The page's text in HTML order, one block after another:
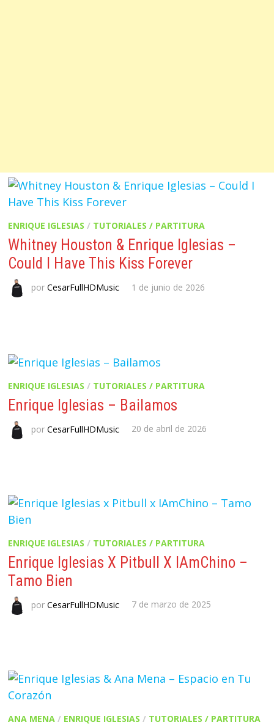
ENRIQUE IGLESIAS / TUTORIALES / PARTITURA
Whitney Houston & Enrique Iglesias –
Could I Have This Kiss Forever
porCesarFullHDMusic 1 de junio de 2026
ENRIQUE IGLESIAS / TUTORIALES / PARTITURA
Enrique Iglesias – Bailamos
porCesarFullHDMusic 20 de abril de 2026
ENRIQUE IGLESIAS / TUTORIALES / PARTITURA
Enrique Iglesias X Pitbull X IAmChino –
Tamo Bien
porCesarFullHDMusic 7 de marzo de 2025
ANA MENA / ENRIQUE IGLESIAS / TUTORIALES / PARTITURA